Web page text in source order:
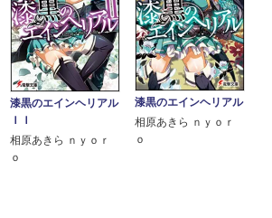
漆黒のエインヘリアル
ＩＩ
相原あきら ｎｙｏｒ
ｏ
漆黒のエインヘリアル
相原あきら ｎｙｏｒ
ｏ